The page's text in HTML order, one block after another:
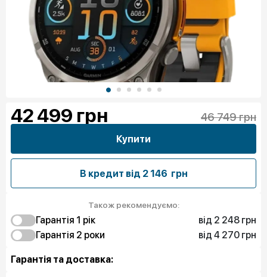
42 499 грн 46 749 грн
Купити
В кредит від 2 146 грн
Також рекомендуємо:
Гарантія 1 рiк
від 2 248 грн
Захист від браку
2 248 грн
Гарантія 2 роки
від 4 270 грн
Чистий спокій
Гарантія та доставка: